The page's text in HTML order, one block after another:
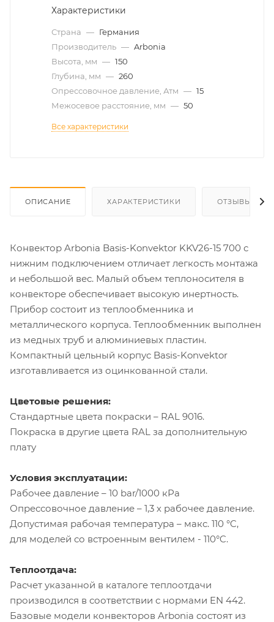
Характеристики
Страна — Германия
Производитель — Arbonia
Высота, мм — 150
Глубина, мм — 260
Опрессовочное давление, Атм — 15
Межосевое расстояние, мм — 50
Все характеристики
ОПИСАНИЕ ХАРАКТЕРИСТИКИ ОТЗЫВЫ
Конвектор Arbonia Basis-Konvektor KKV26-15 700 с
нижним подключением отличает легкость монтажа
и небольшой вес. Малый объем теплоносителя в
конвекторе обеспечивает высокую инертность.
Прибор состоит из теплообменника и
металлического корпуса. Теплообменник выполнен
из медных труб и алюминиевых пластин.
Компактный цельный корпус Basis-Konvektor
изготавливается из оцинкованной стали.
Цветовые решения:
Стандартные цвета покраски – RAL 9016.
Покраска в другие цвета RAL за дополнительную
плату
Условия эксплуатации:
Рабочее давление – 10 bar/1000 кРа
Опрессовочное давление – 1,3 х рабочее давление.
Допустимая рабочая температура – макс. 110 °C,
для моделей со встроенным вентилем - 110°C.
Теплоотдача:
Расчет указанной в каталоге теплоотдачи
производился в соответствии с нормами EN 442.
Базовые модели конвекторов Arbonia состоят из